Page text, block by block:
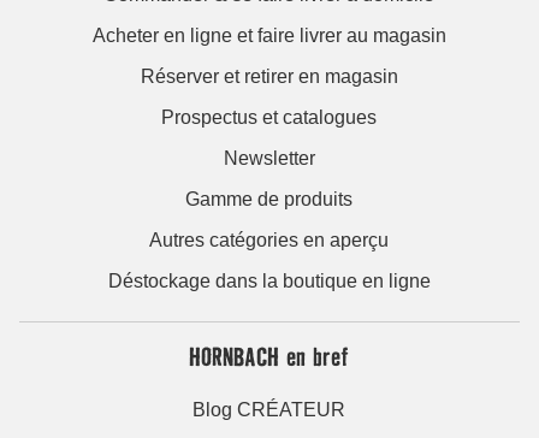
Acheter en ligne et faire livrer au magasin
Réserver et retirer en magasin
Prospectus et catalogues
Newsletter
Gamme de produits
Autres catégories en aperçu
Déstockage dans la boutique en ligne
HORNBACH en bref
Blog CRÉATEUR